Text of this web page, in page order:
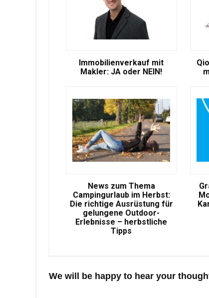
Immobilienverkauf mit
Makler: JA oder NEIN!
News zum Thema
Campingurlaub im Herbst:
Die richtige Ausrüstung für
gelungene Outdoor-
Erlebnisse – herbstliche
Tipps
We will be happy to hear your